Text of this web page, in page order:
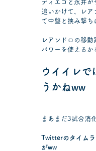
ディエゴと永井が
追いかけて、レア
て中盤と挟み撃ち
レアンドロの移
パワーを使えるか
ウイイレで
うかねww
まあまだ3試合消
Twitterのタイム
がww